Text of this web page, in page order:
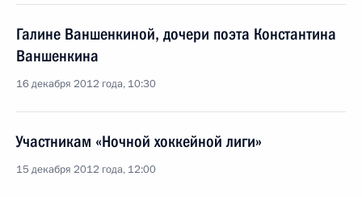
Галине Ваншенкиной, дочери поэта Константина
Ваншенкина
16 декабря 2012 года, 10:30
Участникам «Ночной хоккейной лиги»
15 декабря 2012 года, 12:00